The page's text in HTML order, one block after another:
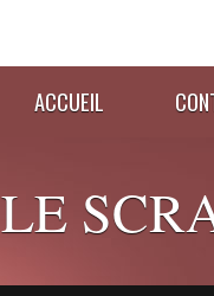
ACCUEIL
LE